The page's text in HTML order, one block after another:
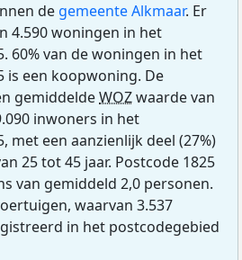
de gemeente Alkmaar. Er
4.590 woningen in het
60% van de woningen in het
is een koopwoning. De
gemiddeldeWOZwaarde van
inwoners in het
met een aanzienlijk deel (27%)
25 tot 45 jaar. Postcode 1825
van gemiddeld 2,0 personen.
waarvan 3.537
in het postcodegebied